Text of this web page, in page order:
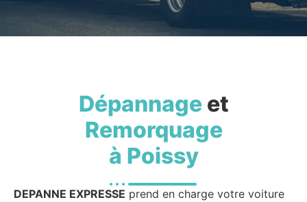
Dépannageet
Remorquage
à Poissy
DEPANNE EXPRESSE prend en charge votre voiture